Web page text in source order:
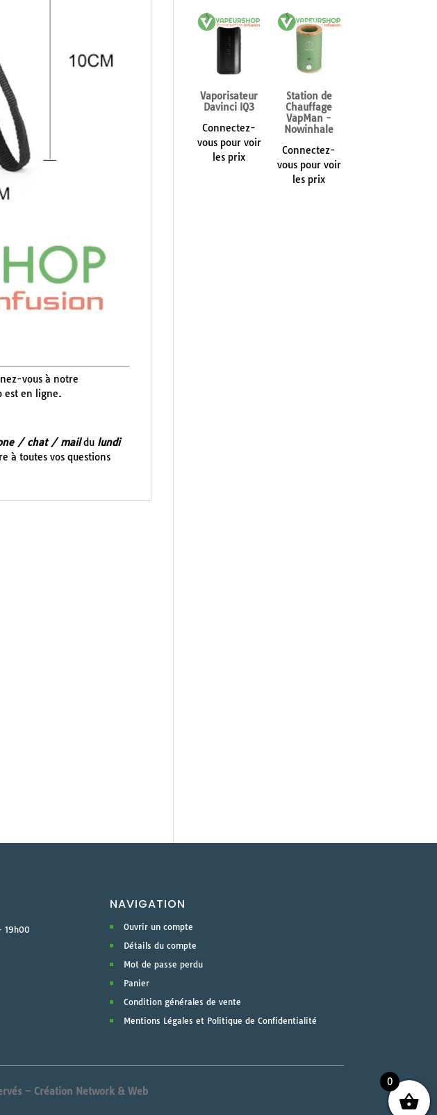
vous à notre
est en ligne.
/ chat / maildu lundi
à toutes vos questions
Vaporisateur
Davinci IQ3
Connectez-
vous pour voir
les prix
Station de
Chauffage
VapMan -
Nowinhale
Connectez-
vous pour voir
les prix
19h00
NAVIGATION
Ouvrir un compte
Détails du compte
Mot de passe perdu
Panier
Condition générales de vente
Mentions Légales et Politique de Confidentialité
– Création Network & Web
0